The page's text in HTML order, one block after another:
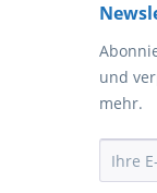
und
mehr.